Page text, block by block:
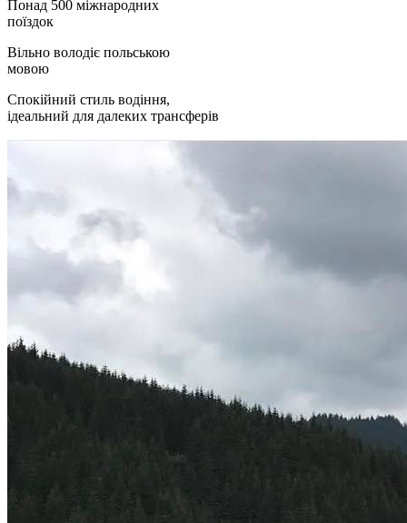
Понад 500 міжнародних
поїздок
Вільно володіє польською
мовою
Спокійний стиль водіння,
ідеальний для далеких трансферів